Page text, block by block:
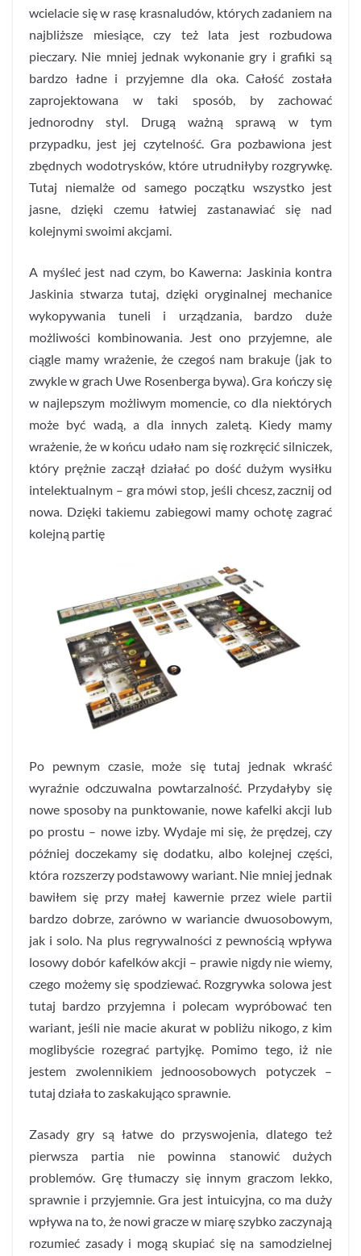
wcielacie się w rasę krasnaludów, których zadaniem na
najbliższe miesiące, czy też lata jest rozbudowa
pieczary. Nie mniej jednak wykonanie gry i grafiki są
bardzo ładne i przyjemne dla oka. Całość została
zaprojektowana w taki sposób, by zachować
jednorodny styl. Drugą ważną sprawą w tym
przypadku, jest jej czytelność. Gra pozbawiona jest
zbędnych wodotrysków, które utrudniłyby rozgrywkę.
Tutaj niemalże od samego początku wszystko jest
jasne, dzięki czemu łatwiej zastanawiać się nad
kolejnymi swoimi akcjami.
A myśleć jest nad czym, bo Kawerna: Jaskinia kontra
Jaskinia stwarza tutaj, dzięki oryginalnej mechanice
wykopywania tuneli i urządzania, bardzo duże
możliwości kombinowania. Jest ono przyjemne, ale
ciągle mamy wrażenie, że czegoś nam brakuje (jak to
zwykle w grach Uwe Rosenberga bywa). Gra kończy się
w najlepszym możliwym momencie, co dla niektórych
może być wadą, a dla innych zaletą. Kiedy mamy
wrażenie, że w końcu udało nam się rozkręcić silniczek,
który prężnie zaczął działać po dość dużym wysiłku
intelektualnym – gra mówi stop, jeśli chcesz, zacznij od
nowa. Dzięki takiemu zabiegowi mamy ochotę zagrać
kolejną partię
Po pewnym czasie, może się tutaj jednak wkraść
wyraźnie odczuwalna powtarzalność. Przydałyby się
nowe sposoby na punktowanie, nowe kafelki akcji lub
po prostu – nowe izby. Wydaje mi się, że prędzej, czy
później doczekamy się dodatku, albo kolejnej części,
która rozszerzy podstawowy wariant. Nie mniej jednak
bawiłem się przy małej kawernie przez wiele partii
bardzo dobrze, zarówno w wariancie dwuosobowym,
jak i solo. Na plus regrywalności z pewnością wpływa
losowy dobór kafelków akcji – prawie nigdy nie wiemy,
czego możemy się spodziewać. Rozgrywka solowa jest
tutaj bardzo przyjemna i polecam wypróbować ten
wariant, jeśli nie macie akurat w pobliżu nikogo, z kim
moglibyście rozegrać partyjkę. Pomimo tego, iż nie
jestem zwolennikiem jednoosobowych potyczek –
tutaj działa to zaskakująco sprawnie.
Zasady gry są łatwe do przyswojenia, dlatego też
pierwsza partia nie powinna stanowić dużych
problemów. Grę tłumaczy się innym graczom lekko,
sprawnie i przyjemnie. Gra jest intuicyjna, co ma duży
wpływa na to, że nowi gracze w miarę szybko zaczynają
rozumieć zasady i mogą skupiać się na samodzielnej